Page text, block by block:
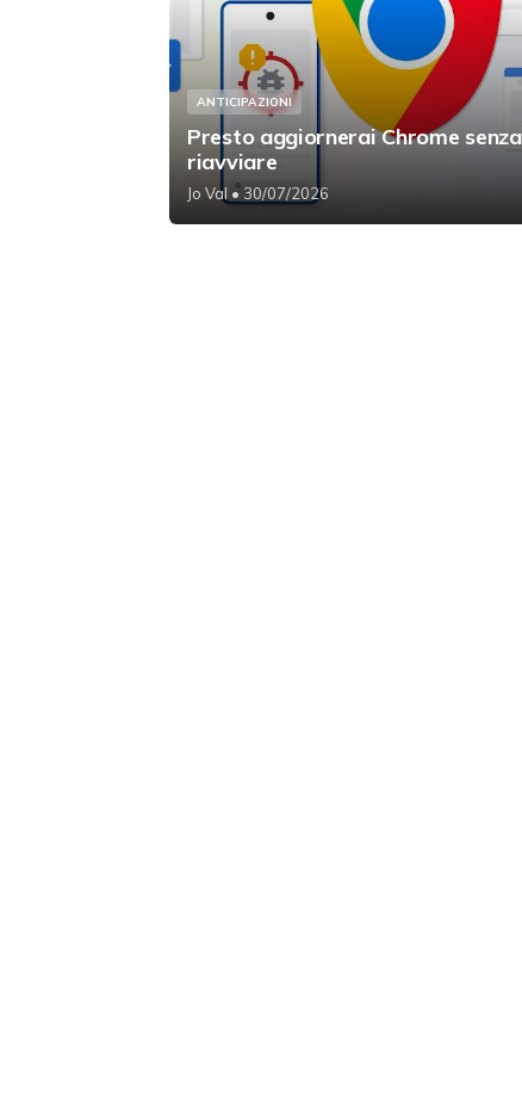
ANTICIPAZIONI
Presto aggiornerai Chrome
riavviare
Jo Val • 30/07/2026